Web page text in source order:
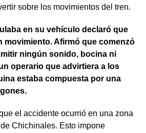
sobre los movimientos del tren.
en su vehículo declaró que
movimiento. Afirmó que comenzó
ningún sonido, bocina ni
operario que advirtiera a los
estaba compuesta por una
el accidente ocurrió en una zona
Chichinales. Esto impone